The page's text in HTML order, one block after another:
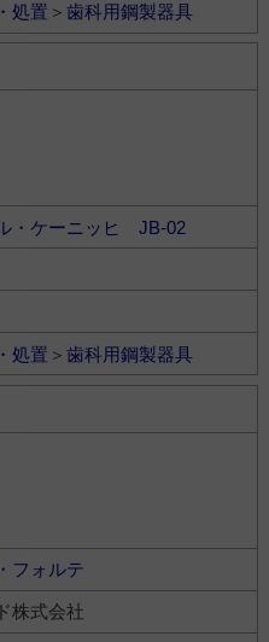
処置 ＞ 歯科用鋼製器具
・ケーニッヒ JB-02
処置 ＞ 歯科用鋼製器具
フォルテ
株式会社